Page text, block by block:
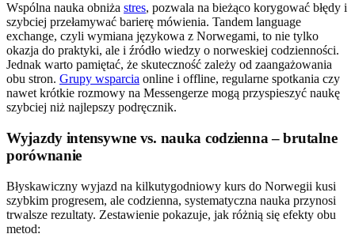
Wspólna nauka obniża stres, pozwala na bieżąco korygować błędy i
szybciej przełamywać barierę mówienia. Tandem language
exchange, czyli wymiana językowa z Norwegami, to nie tylko
okazja do praktyki, ale i źródło wiedzy o norweskiej codzienności.
Jednak warto pamiętać, że skuteczność zależy od zaangażowania
obu stron. Grupy wsparcia online i offline, regularne spotkania czy
nawet krótkie rozmowy na Messengerze mogą przyspieszyć naukę
szybciej niż najlepszy podręcznik.
Wyjazdy intensywne vs. nauka codzienna – brutalne
porównanie
Błyskawiczny wyjazd na kilkutygodniowy kurs do Norwegii kusi
szybkim progresem, ale codzienna, systematyczna nauka przynosi
trwalsze rezultaty. Zestawienie pokazuje, jak różnią się efekty obu
metod: